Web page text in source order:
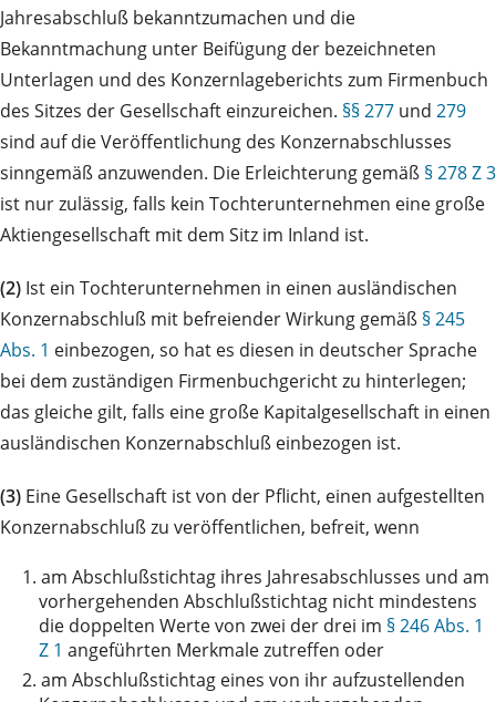
Jahresabschluß bekanntzumachen und die
Bekanntmachung unter Beifügung der bezeichneten
Unterlagen und des Konzernlageberichts zum Firmenbuch
des Sitzes der Gesellschaft einzureichen. §§ 277 und 279
sind auf die Veröffentlichung des Konzernabschlusses
sinngemäß anzuwenden. Die Erleichterung gemäß § 278 Z 3
ist nur zulässig, falls kein Tochterunternehmen eine große
Aktiengesellschaft mit dem Sitz im Inland ist.
(2) Ist ein Tochterunternehmen in einen ausländischen
Konzernabschluß mit befreiender Wirkung gemäß § 245
Abs. 1 einbezogen, so hat es diesen in deutscher Sprache
bei dem zuständigen Firmenbuchgericht zu hinterlegen;
das gleiche gilt, falls eine große Kapitalgesellschaft in einen
ausländischen Konzernabschluß einbezogen ist.
(3) Eine Gesellschaft ist von der Pflicht, einen aufgestellten
Konzernabschluß zu veröffentlichen, befreit, wenn
1. am Abschlußstichtag ihres Jahresabschlusses und am
vorhergehenden Abschlußstichtag nicht mindestens
die doppelten Werte von zwei der drei im § 246 Abs. 1
Z 1 angeführten Merkmale zutreffen oder
2. am Abschlußstichtag eines von ihr aufzustellenden